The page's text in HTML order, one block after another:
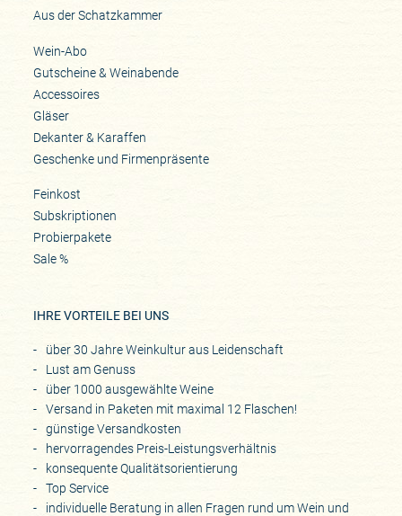
Aus der Schatzkammer
Wein-Abo
Gutscheine & Weinabende
Accessoires
Gläser
Dekanter & Karaffen
Geschenke und Firmenpräsente
Feinkost
Subskriptionen
Probierpakete
Sale %
IHRE VORTEILE BEI UNS
über 30 Jahre Weinkultur aus Leidenschaft
Lust am Genuss
über 1000 ausgewählte Weine
Versand in Paketen mit maximal 12 Flaschen!
günstige Versandkosten
hervorragendes Preis-Leistungsverhältnis
konsequente Qualitätsorientierung
Top Service
individuelle Beratung in allen Fragen rund um Wein und